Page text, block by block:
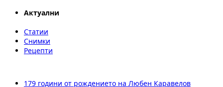
Актуални
Статии
Снимки
Рецепти
179 години от рождението на Любен Каравелов